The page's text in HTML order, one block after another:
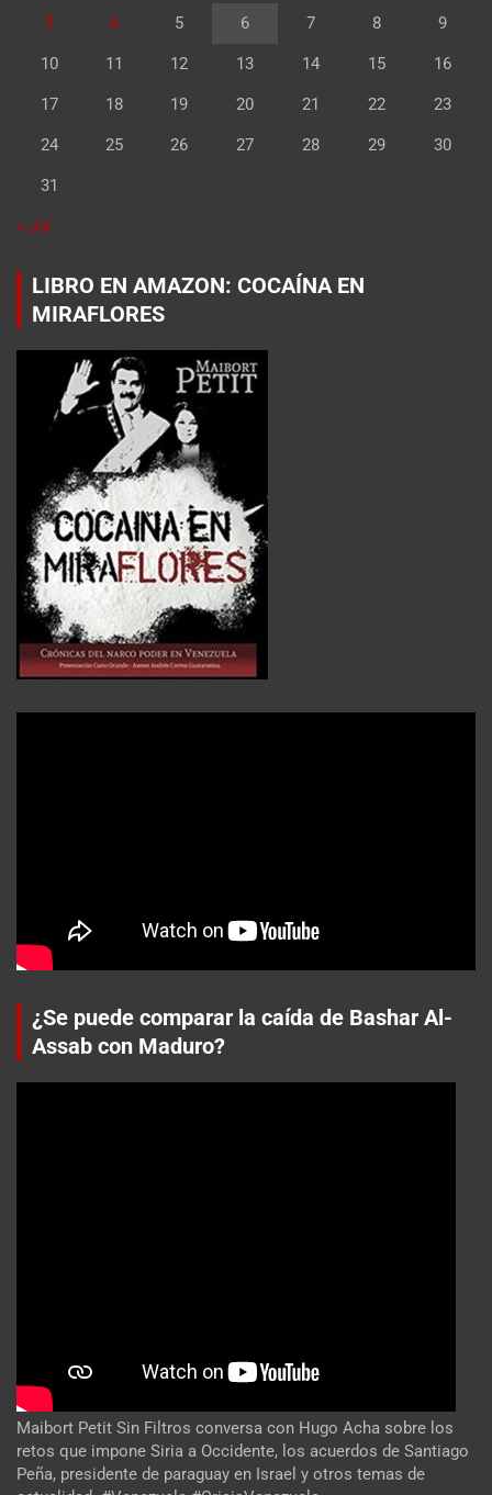
3 4 5 6 7 8 9
10 11 12 13 14 15 16
17 18 19 20 21 22 23
24 25 26 27 28 29 30
31
« Jul
LIBRO EN AMAZON: COCAÍNA EN
MIRAFLORES
¿Se puede comparar la caída de Bashar Al-
Assab con Maduro?
Maibort Petit Sin Filtros conversa con Hugo Acha sobre los
retos que impone Siria a Occidente, los acuerdos de Santiago
Peña, presidente de paraguay en Israel y otros temas de